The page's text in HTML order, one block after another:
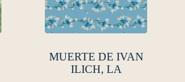
MUERTE DE IVAN
ILICH, LA